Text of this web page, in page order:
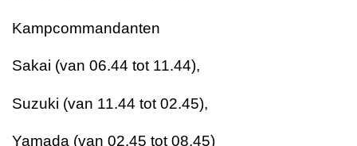
Kampcommandanten
Sakai (van 06.44 tot 11.44),
Suzuki (van 11.44 tot 02.45),
Yamada (van 02.45 tot 08.45)